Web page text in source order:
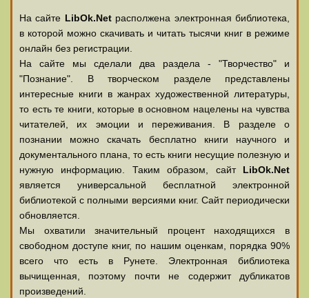
На сайте LibOk.Netрасполжена электронная библиотека,
в которой можно скачивать и читать тысячи книг в режиме
онлайн без регистрации.
На сайте мы сделали два раздела - "Творчество" и
"Познание". В творческом разделе представлены
интересные книги в жанрах художественной литературы,
то есть те книги, которые в основном нацелены на чувства
читателей, их эмоции и переживания. В разделе о
познании можно скачать бесплатно книги научного и
документального плана, то есть книги несущие полезную и
нужную информацию. Таким образом, сайт LibOk.Net
является универсальной бесплатной электронной
библиотекой с полными версиями книг. Сайт периодически
обновляется.
Мы охватили значительный процент находящихся в
свободном доступе книг, по нашим оценкам, порядка 90%
всего что есть в Рунете. Электронная библиотека
вычищенная, поэтому почти не содержит дубликатов
произведений.